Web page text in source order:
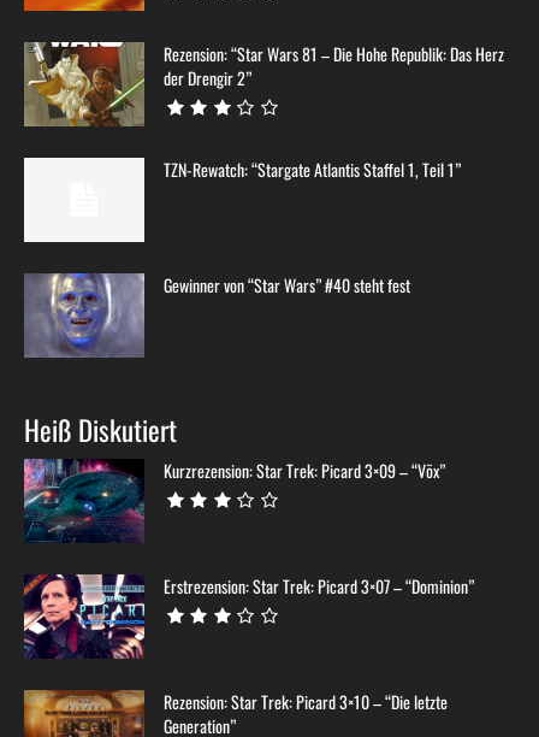
Rezension: “Star Wars 81 – Die Hohe Republik: Das Herz
der Drengir 2”
TZN-Rewatch: “Stargate Atlantis Staffel 1, Teil 1”
Gewinner von “Star Wars” #40 steht fest
Heiß Diskutiert
Kurzrezension: Star Trek: Picard 3×09 – “Võx”
Erstrezension: Star Trek: Picard 3×07 – “Dominion”
Rezension: Star Trek: Picard 3×10 – “Die letzte
Generation”